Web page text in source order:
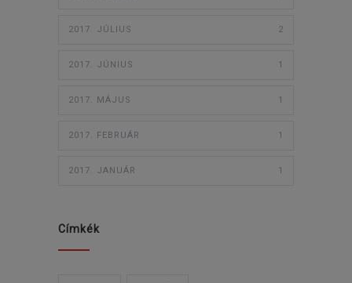
2017. JÚLIUS 2
2017. JÚNIUS 1
2017. MÁJUS 1
2017. FEBRUÁR 1
2017. JANUÁR 1
Címkék